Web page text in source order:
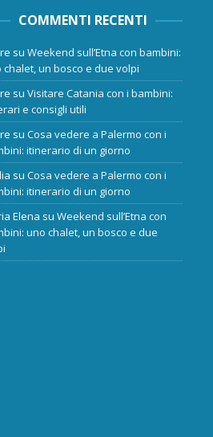
COMMENTI RECENTI
suWeekend sull’Etna con bambini:
chalet, un bosco e due volpi
suVisitare Catania con i bambini:
e consigli utili
suCosa vedere a Palermo con i
itinerario di un giorno
suCosa vedere a Palermo con i
itinerario di un giorno
Elena suWeekend sull’Etna con
uno chalet, un bosco e due